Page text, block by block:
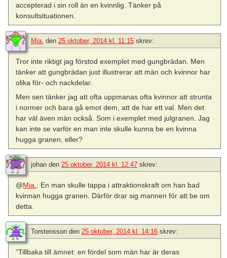
accepterad i sin roll än en kvinnlig. Tänker på
konsultsituationen.
Mia. den 25 oktober, 2014 kl. 11:15 skrev:
Tror inte riktigt jag förstod exemplet med gungbrädan. Men
tänker att gungbrädan just illustrerar att män och kvinnor har
olika för- och nackdelar.
Men sen tänker jag att ofta uppmanas ofta kvinnor att strunta
i normer och bara gå emot dem, att de har ett val. Men det
har väl även män också. Som i exemplet med julgranen. Jag
kan inte se varför en man inte skulle kunna be en kvinna
hugga granen, eller?
johan den 25 oktober, 2014 kl. 12:47 skrev:
@Mia. : En man skulle tappa i attraktionskraft om han bad
kvinnan hugga granen. Därför drar sig mannen för att be om
detta.
Torstensson den 25 oktober, 2014 kl. 14:16 skrev:
”Tillbaka till ämnet: en fördel som män har är deras